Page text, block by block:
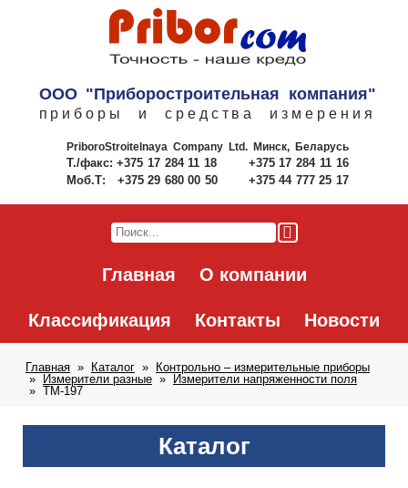
ООО "Приборостроительная компания"
приборы и средства измерения
PriboroStroitelnaya Company Ltd.Минск, Беларусь
Т./факс: +375 17 284 11 18
+375 17 284 11 16
Моб.Т:
+375 29 680 00 50 +375 44 777 25 17
Главная О компании
Классификация Контакты Новости
Главная Каталог
Контрольно – измерительные приборы
Измерители разные
Измерители напряженности поля
TM-197
Каталог